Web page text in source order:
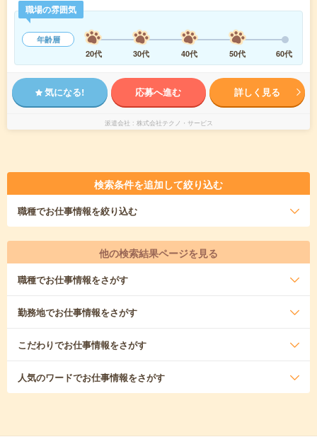
職場の雰囲気
年齢層
20代
30代 40代 50代 60代
気になる! 応募へ進む 詳しく見る
派遣会社 株式会社テクノ・サービス
検索条件を追加して絞り込む
職種でお仕事情報を絞り込む
他の検索結果ページを見る
職種でお仕事情報をさがす
勤務地でお仕事情報をさがす
こだわりでお仕事情報をさがす
人気のワードでお仕事情報をさがす